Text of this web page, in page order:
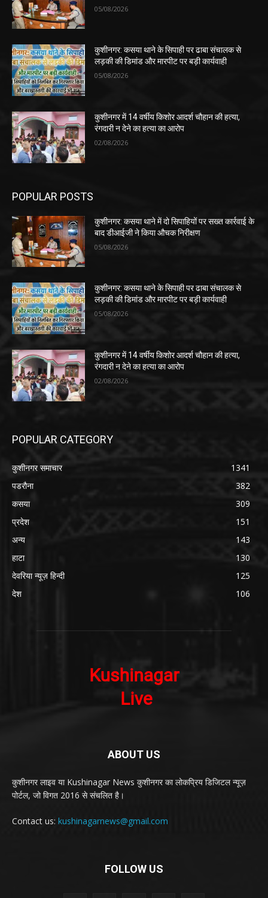
05/08/2026
कुशीनगर: कसया थाने के सिपाही पर ढाबा संचालक से
लड़की की डिमांड और मारपीट पर बड़ी कार्यवाही
05/08/2026
कुशीनगर में 14 वर्षीय किशोर आदर्श चौहान की हत्या,
रंगदारी न देने का हत्या का आरोप
02/08/2026
POPULAR POSTS
कुशीनगर: कसया थाने में दो सिपाहियों पर सख्त कार्रवाई के
बाद डीआईजी ने किया औचक निरीक्षण
05/08/2026
कुशीनगर: कसया थाने के सिपाही पर ढाबा संचालक से
लड़की की डिमांड और मारपीट पर बड़ी कार्यवाही
05/08/2026
कुशीनगर में 14 वर्षीय किशोर आदर्श चौहान की हत्या,
रंगदारी न देने का हत्या का आरोप
02/08/2026
POPULAR CATEGORY
कुशीनगर समाचार
1341
पडरौना
382
कसया
309
प्रदेश
151
अन्य
143
हाटा
130
देवरिया न्यूज़ हिन्दी
125
देश
106
ABOUT US
कुशीनगर लाइव या Kushinagar News कुशीनगर का लोकप्रिय डिजिटल न्यूज़
पोर्टल, जो विगत 2016 से संचलित है।
Contact us: kushinagarnews@gmail.com
FOLLOW US